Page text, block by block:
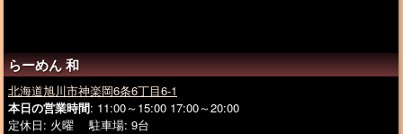
らーめん 和
北海道旭川市神楽岡6条6丁目6-1
本日の営業時間: 11:00～15:00 17:00～20:00
定休日: 火曜 駐車場: 9台